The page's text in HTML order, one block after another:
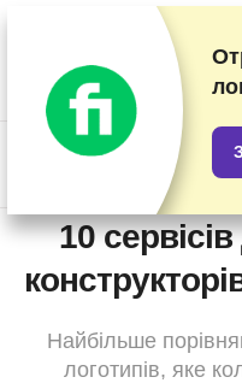
Наші оцінки
ретельних тестувань та
також і ваші відгуки та
постачальниками послуг. Ця
посилання.Розкриття
10
Найбільше
логотипів, яке